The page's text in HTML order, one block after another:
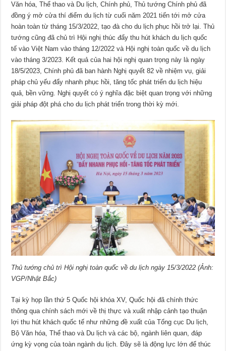
Văn hóa, Thể thao và Du lịch, Chính phủ, Thủ tướng Chính phủ đã
đồng ý mở cửa thí điểm du lịch từ cuối năm 2021 tiến tới mở cửa
hoàn toàn từ tháng 15/3/2022, tạo đà cho du lịch phục hồi trở lại. Thủ
tướng cũng đã chủ trì Hội nghị thúc đẩy thu hút khách du lịch quốc
tế vào Việt Nam vào tháng 12/2022 và Hội nghị toàn quốc về du lịch
vào tháng 3/2023. Kết quả của hai hội nghị quan trọng này là ngày
18/5/2023, Chính phủ đã ban hành Nghị quyết 82 về nhiệm vụ, giải
pháp chủ yếu đẩy nhanh phục hồi, tăng tốc phát triển du lịch hiệu
quả, bền vững. Nghị quyết có ý nghĩa đặc biệt quan trọng với những
giải pháp đột phá cho du lịch phát triển trong thời kỳ mới.
Thủ tướng chủ trì Hội nghị toàn quốc về du lịch ngày 15/3/2022 (Ảnh:
VGP/Nhật Bắc)
Tại kỳ họp lần thứ 5 Quốc hội khóa XV, Quốc hội đã chính thức
thông qua chính sách mới về thị thực và xuất nhập cảnh tạo thuận
lợi thu hút khách quốc tế như những đề xuất của Tổng cục Du lịch,
Bộ Văn hóa, Thể thao và Du lịch và các bộ, ngành liên quan, đáp
ứng kỳ vọng của toàn ngành du lịch. Đây sẽ là động lực lớn để thúc